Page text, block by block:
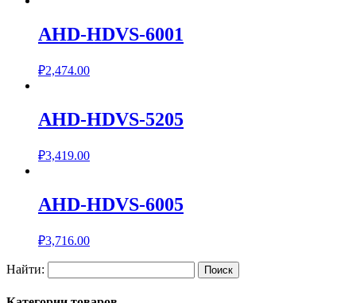
AHD-HDVS-6001
₽2,474.00
AHD-HDVS-5205
₽3,419.00
AHD-HDVS-6005
₽3,716.00
Найти: